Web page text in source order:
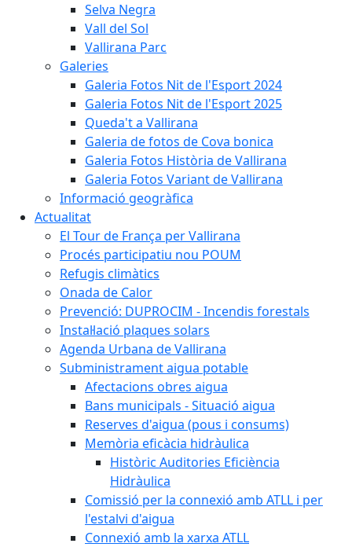
Selva Negra
Vall del Sol
Vallirana Parc
Galeries
Galeria Fotos Nit de l'Esport 2024
Galeria Fotos Nit de l'Esport 2025
Queda't a Vallirana
Galeria de fotos de Cova bonica
Galeria Fotos Història de Vallirana
Galeria Fotos Variant de Vallirana
Informació geogràfica
Actualitat
El Tour de França per Vallirana
Procés participatiu nou POUM
Refugis climàtics
Onada de Calor
Prevenció: DUPROCIM - Incendis forestals
Instal·lació plaques solars
Agenda Urbana de Vallirana
Subministrament aigua potable
Afectacions obres aigua
Bans municipals - Situació aigua
Reserves d'aigua (pous i consums)
Memòria eficàcia hidràulica
Històric Auditories Eficiència
Hidràulica
Comissió per la connexió amb ATLL i per
l'estalvi d'aigua
Connexió amb la xarxa ATLL